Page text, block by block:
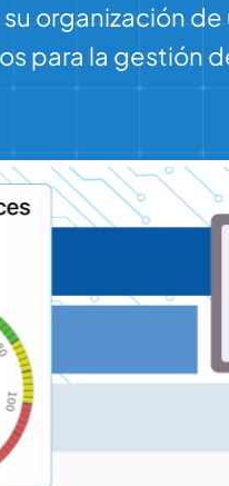
organización
para la gestión